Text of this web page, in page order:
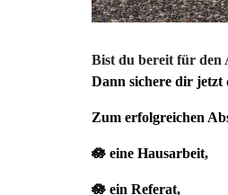
Bist du bereit für den
Dann sichere dir jetzt
Zum erfolgreichen
🪷 eine Hausarbeit,
🪷 ein Referat,